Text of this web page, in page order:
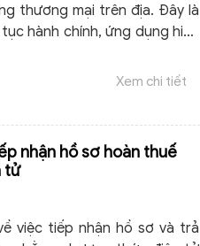
thương mại trên địa. Đây là
ứng dụng hiệu
Xem chi tiết
nhận hồ sơ hoàn thuế
tử
việc tiếp nhận hồ sơ và trả